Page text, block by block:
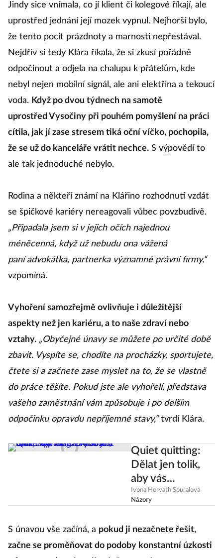
Jindy sice vnímala, co jí klient či kolegové říkají, ale
uprostřed jednání její mozek vypnul. Nejhorší bylo,
že tento pocit prázdnoty a marnosti nepřestával.
Nejdřív si tedy Klára říkala, že si zkusí pořádně
odpočinout a odjela na chalupu k přátelům, kde
nebyl nejen mobilní signál, ale ani elektřina a tekoucí
voda. Když po dvou týdnech na samotě
uprostřed Vysočiny při pouhém pomyšlení na práci
cítila, jak jí zase stresem tiká oční víčko, pochopila,
že se už do kanceláře vrátit nechce. S výpovědí to
ale tak jednoduché nebylo.
Rodina a někteří známí na Klářino rozhodnutí vzdát
se špičkové kariéry nereagovali vůbec povzbudivě.
„Připadala jsem si v jejich očích najednou
méněcenná, když už nebudu ona vážená
paní advokátka, partnerka významné právní firmy,“
vzpomíná.
Vyhoření samozřejmě ovlivňuje i důležitější
aspekty než jen kariéru, a to naše zdraví nebo
vztahy. „Obyčejné únavy se můžete po určité době
zbavit. Vyspíte se, chodíte na procházky, sportujete,
čtete si a začnete zase myslet na to, že se vlastně
do práce těšíte. Pokud jste ale vyhořelí, představa
vašeho zaměstnání vám způsobuje i po delším
odpočinku opravdu nepříjemné stavy,“tvrdí Klára.
Quiet quitting:
Dělat jen tolik,
aby vás
nevyhodili, může
být volba i
Ivona Horváth Souralová
Názory
S únavou vše začíná, a pokud ji nezačnete řešit,
začne se proměňovat do podoby konstantní úzkosti